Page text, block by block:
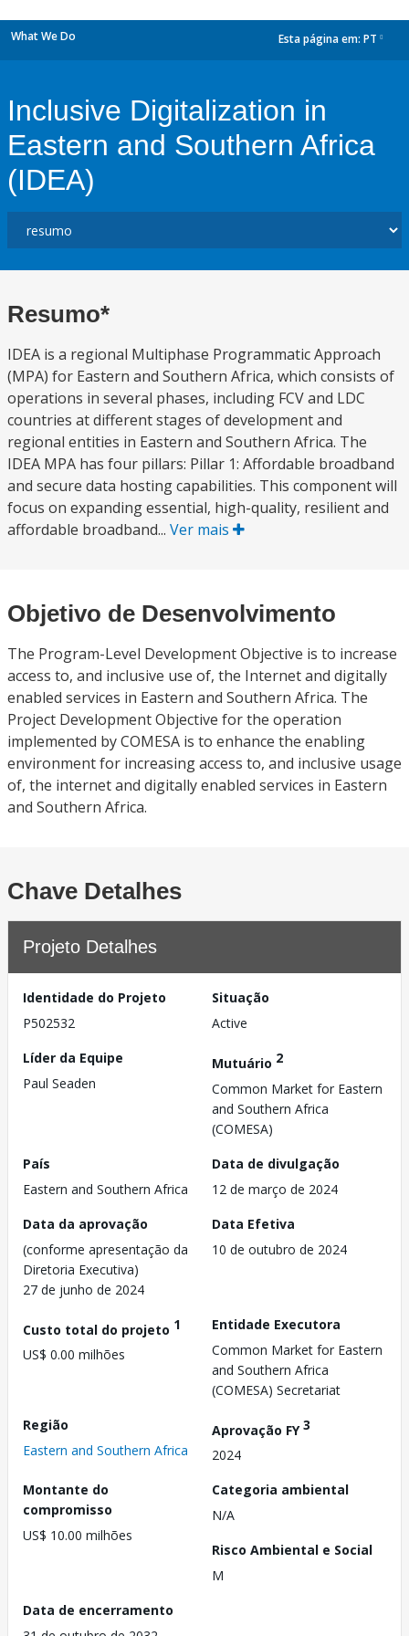
What We Do Esta página em: PT
Inclusive Digitalization in
Eastern and Southern Africa
(IDEA)
Resumo*
IDEA is a regional Multiphase Programmatic Approach
(MPA) for Eastern and Southern Africa, which consists of
operations in several phases, including FCV and LDC
countries at different stages of development and
regional entities in Eastern and Southern Africa. The
IDEA MPA has four pillars: Pillar 1: Affordable broadband
and secure data hosting capabilities. This component will
focus on expanding essential, high-quality, resilient and
affordable broadband... Ver mais
Objetivo de Desenvolvimento
The Program-Level Development Objective is to increase
access to, and inclusive use of, the Internet and digitally
enabled services in Eastern and Southern Africa. The
Project Development Objective for the operation
implemented by COMESA is to enhance the enabling
environment for increasing access to, and inclusive usage
of, the internet and digitally enabled services in Eastern
and Southern Africa.
Chave Detalhes
Projeto Detalhes
Identidade do Projeto
P502532
Situação
Active
Líder da Equipe
Paul Seaden
Mutuário 2
Common Market for Eastern
and Southern Africa
(COMESA)
País
Eastern and Southern Africa
Data de divulgação
12 de março de 2024
Data da aprovação
(conforme apresentação da
Diretoria Executiva)
27 de junho de 2024
Data Efetiva
10 de outubro de 2024
Custo total do projeto 1
US$ 0.00 milhões
Entidade Executora
Common Market for Eastern
and Southern Africa
(COMESA) Secretariat
Região
Eastern and Southern Africa
Aprovação FY3
2024
Montante do
compromisso
US$ 10.00 milhões
Categoria ambiental
N/A
Risco Ambiental e Social
M
Data de encerramento